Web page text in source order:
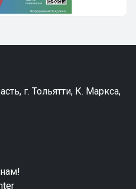
г. Тольятти, К. Маркса,